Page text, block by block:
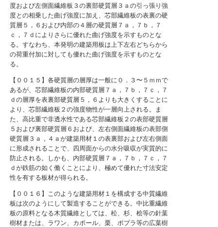
度および左側面繊維板３の裏部硬質層３ａの引っ張り強
度との相乗した曲げ強度に加え、芯部繊維板の表裏の硬
質層５，６および内部の４層の硬質層７ａ，７ｂ，７
ｃ，７ｄによりさらに優れた曲げ強度を示すものとな
る。すなわち、本発明の建築用板は上下左右どちらから
の荷重付加に対しても優れた曲げ強度を示すものとな
る。
【００１５】各硬質層の層厚は一般に０．３〜５ｍｍで
あるが、芯部繊維板の内部硬質層７ａ，７ｂ，７ｃ，７
ｄの層厚を表裏部硬質層５，６よりも大きくすることに
より、芯部繊維板２の強度物性が一層向上される。ま
た、高比重で非透水性である芯部繊維板２の表部硬質層
５および裏部硬質層６および、左右側面繊維板の表部側
硬質層３ａ，４ａが建築用材１の表裏部および左右側面
に形成されることで、四周面からの水分吸収が実質的に
防止される。しかも、内部硬質層７ａ，７ｂ，７ｃ，７
ｄが鉄筋の如く働くことにより、極めて優れた寸法安定
性を有する板材が得られる。
【００１６】このような建築用材１を構成する中質繊維
板は次のようにして製造することができる。中比重繊維
板の原料となる木質繊維としては、松、杉、桧等の針葉
樹材または、ラワン、カポール、栗、ポプラ等の広葉樹